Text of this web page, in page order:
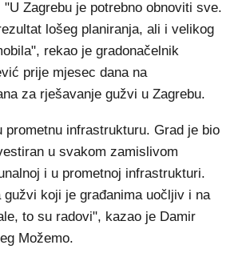
Zagrebu je potrebno obnoviti sve.
lošeg planiranja, ali i velikog
rekao je gradonačelnik
prije mjesec dana na
za rješavanje gužvi u Zagrebu.
prometnu infrastrukturu. Grad je bio
u svakom zamislivom
i u prometnoj infrastrukturi.
gužvi koji je građanima uočljiv i na
to su radovi", kazao je Damir
Možemo.